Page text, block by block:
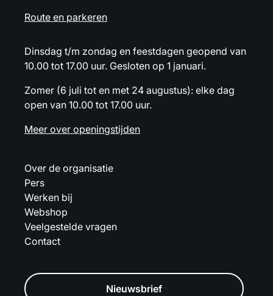
Route en parkeren
Dinsdag t/m zondag en feestdagen geopend van
10.00 tot 17.00 uur. Gesloten op 1 januari.
Zomer (6 juli tot en met 24 augustus): elke dag
open van 10.00 tot 17.00 uur.
Meer over openingstijden
Over de organisatie
Pers
Werken bij
Webshop
Veelgestelde vragen
Contact
Nieuwsbrief